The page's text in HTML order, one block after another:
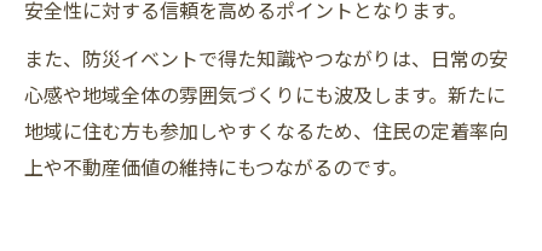
安全性に対する信頼を高めるポイントとなります。
また、防災イベントで得た知識やつながりは、日常の安
心感や地域全体の雰囲気づくりにも波及します。新たに
地域に住む方も参加しやすくなるため、住民の定着率向
上や不動産価値の維持にもつながるのです。